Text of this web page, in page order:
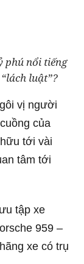
phú nổi tiếng
luật”?
vị người
của
tới vài
tâm tới
tập xe
959 –
xe có trụ